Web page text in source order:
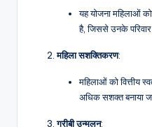
यह योजना महिलाओं
है, जिससे उनके
महिलासशक्तिकरण:
महिलाओं को वित्तीय
अधिक सशक्त बनाया
गरीबीउन्मूलन: